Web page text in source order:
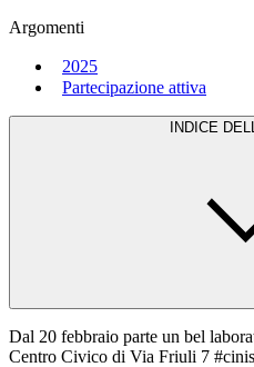
Argomenti
2025
Partecipazione attiva
INDICE
Dal 20 febbraio parte un bel
Centro Civico di Via Friuli 7